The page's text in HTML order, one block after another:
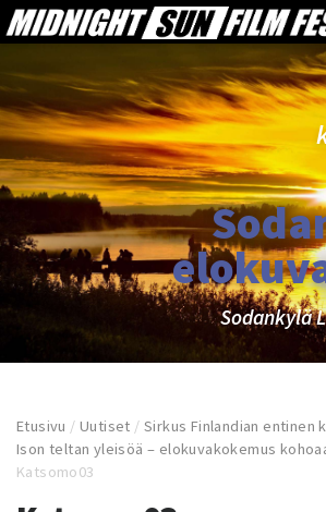
Sodankylä
Etusivu /Uutiset /Sirkus Finlandian entinen
Ison teltan yleisöä – elokuvakokemus
Katsomo03